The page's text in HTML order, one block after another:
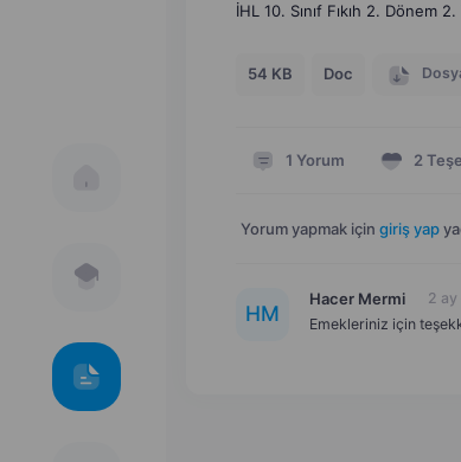
İHL 10. Sınıf Fıkıh 2. Dönem 2.
54 KB Doc
1 Yorum 2
Yorum yapmak için giriş yap
HM
Hacer Mermi
2 ay
Emekleriniz için